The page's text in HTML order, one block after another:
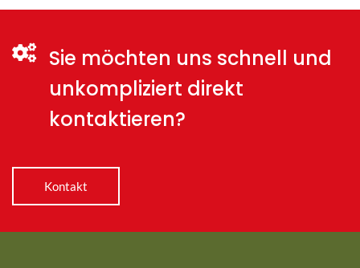
Sie möchten uns schnell und
unkompliziert direkt
kontaktieren?
Kontakt